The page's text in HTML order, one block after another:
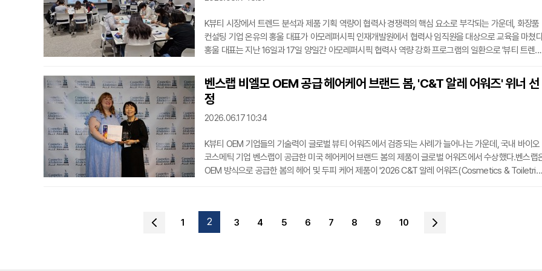
K뷰티 시장에서 트렌드 분석과 제품 기획 역량이 협력사 경쟁력의 핵심 요소로 부각되는 가운데, 화장품
컨설팅 기업 온유의 홍울 대표가 아모레퍼시픽 인재개발원에서 협력사 임직원을 대상으로 교육을 마쳤
홍울 대표는 지난 16일과 17일 양일간 아모레퍼시픽 협력사 역량 강화 프로그램의 일환으로 '뷰티 트렌드
초빙됐다.교육은 화장품 산업 생태계 이해·화장품 시장 및 소비자 트렌드 분석·신제품 개발(NPD) 프로세
스 등 3개 세션으로 구성됐다. 이번 교육에서는 틱톡·인스타그램 등 숏폼 플랫폼을 중심으로 부상하는 오
감 자극형
벤스랩 비엘모 OEM 공급 헤어케어 브랜드 봄, 'C&T 알레 어워즈' 위너 선
정
2026.06.17 10:34
K뷰티 OEM 기업들의 기술력이 글로벌 뷰티 어워즈에서 검증되는 사례가 늘어나는 가운데, 국내 바이오
코스메틱 기업 벤스랩이 공급한 미국 헤어케어 브랜드 봄의 제품이 글로벌 어워즈에서 수상했다.벤스랩
OEM 방식으로 공급한 봄의 헤어 및 두피 케어 제품이 '2026 C&T 알레 어워즈(Cosmetics & Toiletries
에는 벤스랩이 개발한 두피·모발 케어 원료 BLH-308이 적용됐다. 정종문 교수와 연구진이 15년에 걸쳐
연
1 2 3 4 5 6 7 8 9 10